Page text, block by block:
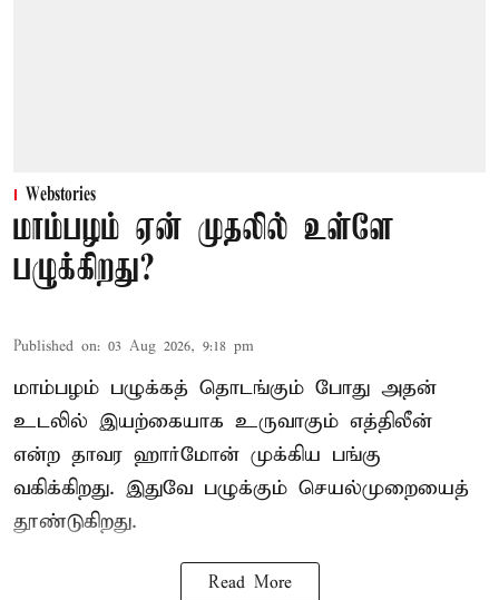
Webstories
மாம்பழம் ஏன் முதலில் உள்ளே
பழுக்கிறது?
Published on: 03 Aug 2026, 9:18 pm
மாம்பழம் பழுக்கத் தொடங்கும் போது அதன்
உடலில் இயற்கையாக உருவாகும் எத்திலீன்
என்ற தாவர ஹார்மோன் முக்கிய பங்கு
வகிக்கிறது. இதுவே பழுக்கும் செயல்முறையைத்
தூண்டுகிறது.
Read More